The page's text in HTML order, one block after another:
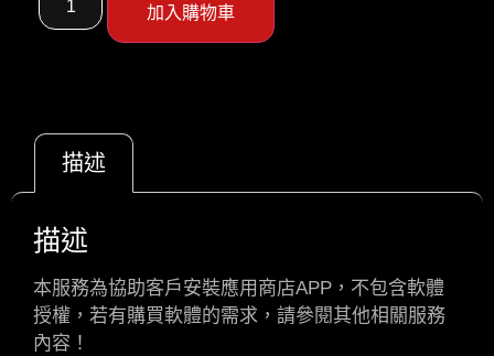
加入購物車
描述
描述
本服務為協助客戶安裝應用商店APP，不包含軟體
授權，若有購買軟體的需求，請參閱其他相關服務
內容！